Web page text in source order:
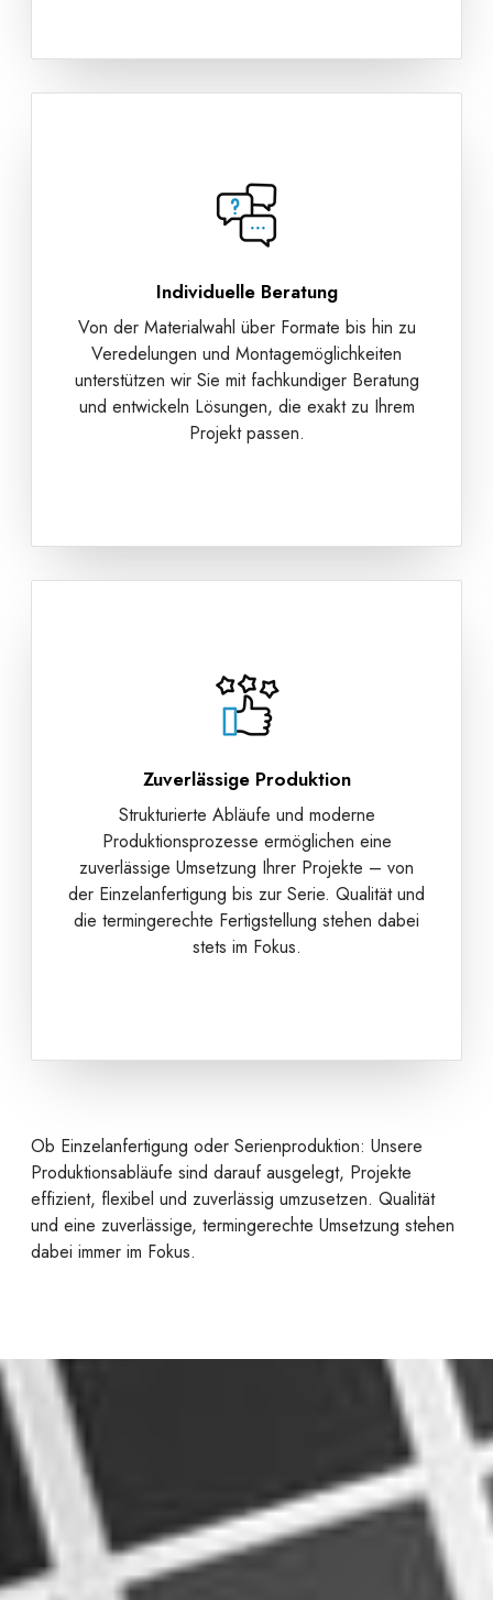
Individuelle Beratung
Von der Materialwahl über Formate bis hin zu
Veredelungen und Montagemöglichkeiten
unterstützen wir Sie mit fachkundiger Beratung
und entwickeln Lösungen, die exakt zu Ihrem
Projekt passen.
Zuverlässige Produktion
Strukturierte Abläufe und moderne
Produktionsprozesse ermöglichen eine
zuverlässige Umsetzung Ihrer Projekte – von
der Einzelanfertigung bis zur Serie. Qualität und
die termingerechte Fertigstellung stehen dabei
stets im Fokus.
Ob Einzelanfertigung oder Serienproduktion: Unsere
Produktionsabläufe sind darauf ausgelegt, Projekte
effizient, flexibel und zuverlässig umzusetzen. Qualität
und eine zuverlässige, termingerechte Umsetzung stehen
dabei immer im Fokus.